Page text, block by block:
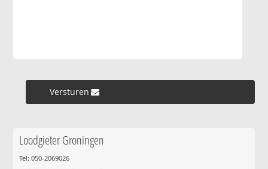
Versturen »
Loodgieter Groningen
Tel: 050-2069026